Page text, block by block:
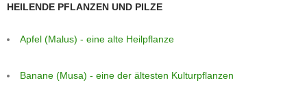
HEILENDE PFLANZEN UND PILZE
Apfel (Malus) - eine alte Heilpflanze
Banane (Musa) - eine der ältesten Kulturpflanzen